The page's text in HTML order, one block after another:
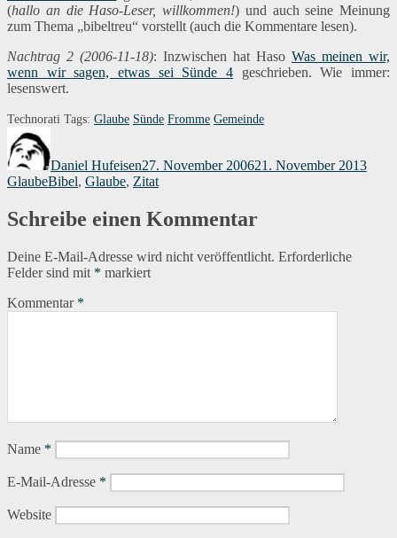
(hallo an die Haso-Leser, willkommen!) und auch seine Meinung
zum Thema „bibeltreu“ vorstellt (auch die Kommentare lesen).
Nachtrag 2 (2006-11-18): Inzwischen hat Haso Was meinen wir,
wenn wir sagen, etwas sei Sünde 4 geschrieben. Wie immer:
lesenswert.
Technorati Tags: Glaube Sünde Fromme Gemeinde
Daniel Hufeisen27. November 200621. November 2013
GlaubeSchlagwörter
Bibel, Glaube, Zitat
Schreibe einen Kommentar
Deine E-Mail-Adresse wird nicht veröffentlicht. Erforderliche
Felder sind mit * markiert
Kommentar *
Name *
E-Mail-Adresse *
Website